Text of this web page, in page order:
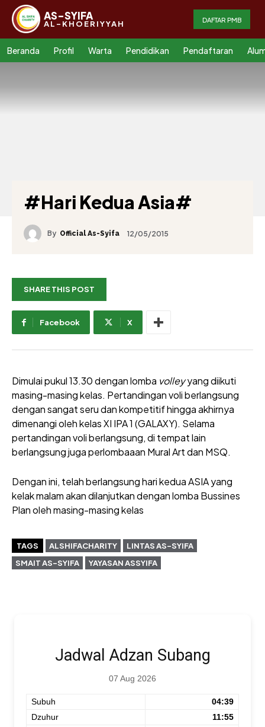
AS-SYIFA
AL-KHOERIYYAH DAFTAR PMB
Beranda Profil Warta Pendidikan Pendaftaran
#Hari Kedua Asia#
By Official As-Syifa 12/05/2015
SHARE THIS POST
Facebook X
Dimulai pukul 13.30 dengan lomba volleyyang diikuti
masing-masing kelas. Pertandingan voli berlangsung
dengan sangat seru dan kompetitif hingga akhirnya
dimenangi oleh kelas XI IPA 1 (GALAXY). Selama
pertandingan voli berlangsung, di tempat lain
berlangsung juga perlombaaan Mural Art dan MSQ.
Dengan ini, telah berlangsung hari kedua ASIA yang
kelak malam akan dilanjutkan dengan lomba Bussines
Plan oleh masing-masing kelas
TAGS ALSHIFACHARITY
LINTAS AS-SYIFA
SMAIT AS-SYIFA
YAYASAN ASSYIFA
Jadwal Adzan Subang
07 Aug 2026
Subuh
04:39
Dzuhur
11:55